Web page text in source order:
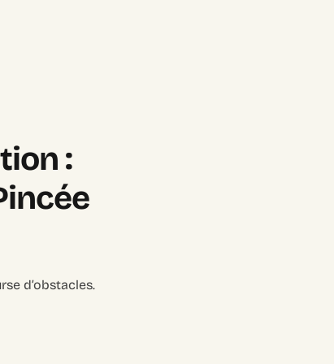
:
d’obstacles.